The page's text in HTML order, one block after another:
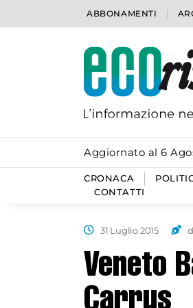
ABBONAMENTI
Aggiornato al 6
CRONACA
CONTATTI
31 Luglio 2015
Veneto